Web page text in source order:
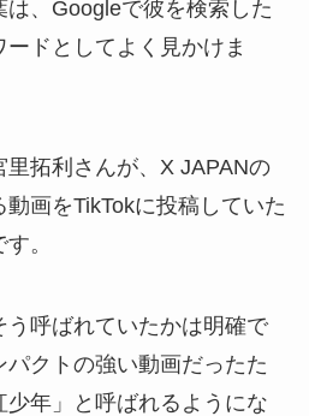
は、Googleで彼を検索した
ドとしてよく見かけま
里拓利さんが、X JAPANの
画をTikTokに投稿していた
。
う呼ばれていたかは明確で
クトの強い動画だったた
年」と呼ばれるようにな